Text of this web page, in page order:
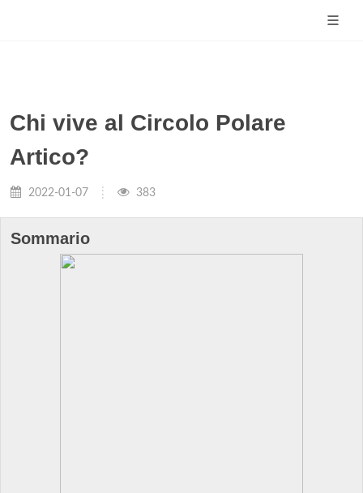
Chi vive al Circolo Polare
Artico?
2022-01-07 383
Sommario